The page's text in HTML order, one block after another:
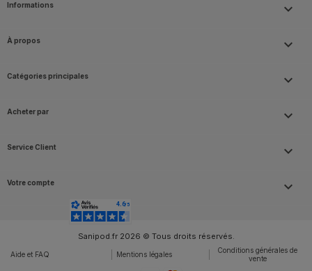
Informations keyboard_arrow_down
À propos 
Catégories principales 
Acheter par 
Service Client 
Votre compte 
Sanipod.fr 2026 © Tous droits réservés.
Aide et FAQ Mentions légales
Conditions générales de
vente